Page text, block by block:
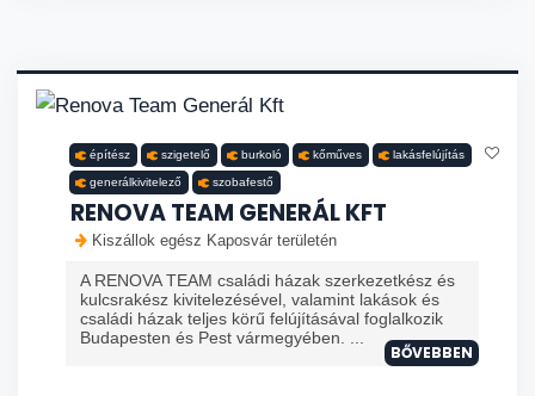
építész szigetelő burkoló kőműves lakásfelújítás
generálkivitelező szobafestő
RENOVA TEAM GENERÁL KFT
Kiszállok egész Kaposvár területén
A RENOVA TEAM családi házak szerkezetkész és
kulcsrakész kivitelezésével, valamint lakások és
családi házak teljes körű felújításával foglalkozik
Budapesten és Pest vármegyében. ...
BŐVEBBEN